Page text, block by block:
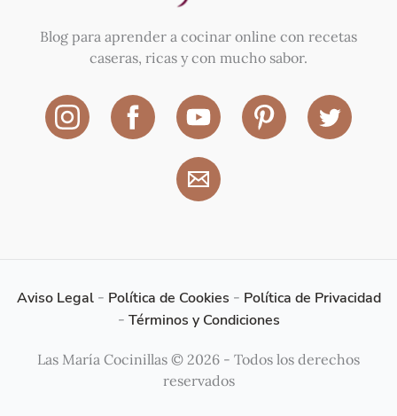
Blog para aprender a cocinar online con recetas
caseras, ricas y con mucho sabor.
Aviso Legal- Política de Cookies - Política de Privacidad
- Términos y Condiciones
Las María Cocinillas © 2026 - Todos los derechos
reservados